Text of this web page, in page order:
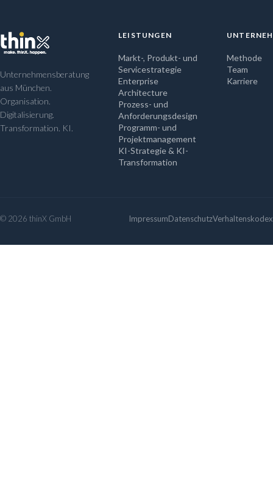
Unternehmensberatung
aus München.
Organisation.
Digitalisierung.
Transformation. KI.
LEISTUNGEN
Markt-, Produkt- und
Servicestrategie
Enterprise
Architecture
Prozess- und
Anforderungsdesign
Programm- und
Projektmanagement
KI-Strategie & KI-
Transformation
Methode
Team
Karriere
© 2026 thinX GmbH ImpressumDatenschutzVerhaltenskodex